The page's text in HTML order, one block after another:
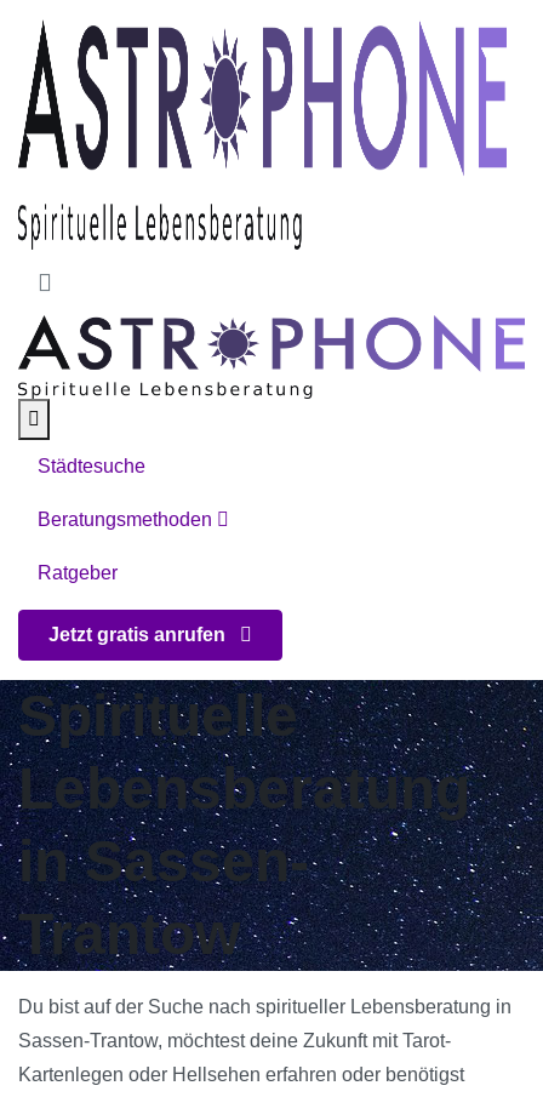
Skip to main content
Städtesuche
Beratungsmethoden
Ratgeber
Jetzt gratis anrufen
Spirituelle
Lebensberatung
in Sassen-
Trantow
Du bist auf der Suche nach spiritueller Lebensberatung in
Sassen-Trantow, möchtest deine Zukunft mit Tarot-
Kartenlegen oder Hellsehen erfahren oder benötigst